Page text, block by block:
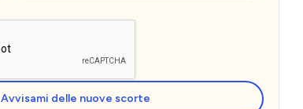
Avvisami delle nuove scorte